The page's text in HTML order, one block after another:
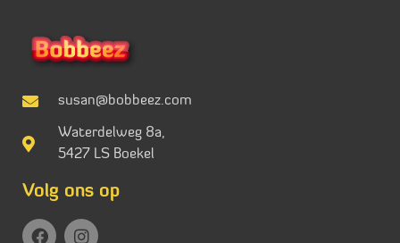
susan@bobbeez.com
Waterdelweg 8a,
5427 LS Boekel
Volg ons op